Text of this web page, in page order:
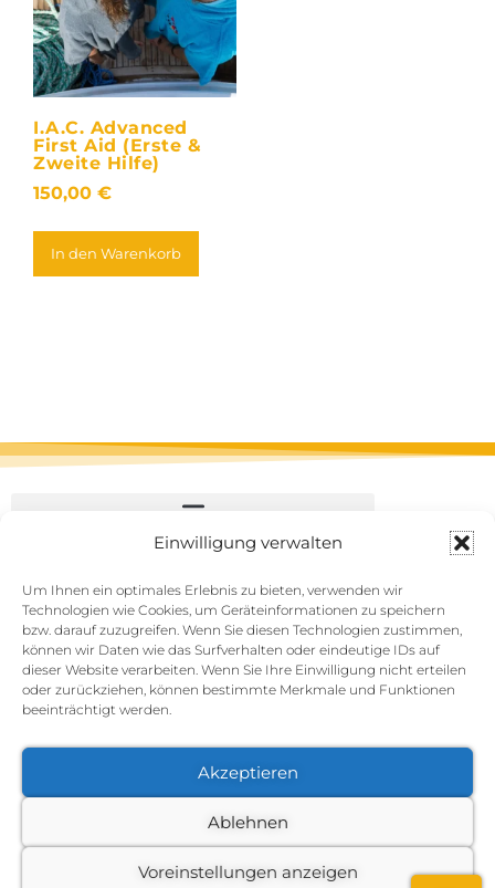
Einwilligung verwalten
Um Ihnen ein optimales Erlebnis zu bieten, verwenden wir
Technologien wie Cookies, um Geräteinformationen zu speichern
bzw. darauf zuzugreifen. Wenn Sie diesen Technologien zustimmen,
können wir Daten wie das Surfverhalten oder eindeutige IDs auf
dieser Website verarbeiten. Wenn Sie Ihre Einwilligung nicht erteilen
oder zurückziehen, können bestimmte Merkmale und Funktionen
beeinträchtigt werden.
Akzeptieren
Ablehnen
Voreinstellungen anzeigen
I.A.C. Advanced
First Aid (Erste &
Zweite Hilfe)
150,00 €
In den Warenkorb
Vertrag widerrufen